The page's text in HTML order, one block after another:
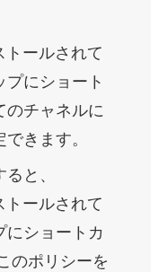
トールされて
プにショート
のチャネルに
きます。
と、
トールされて
にショートカ
のポリシーを